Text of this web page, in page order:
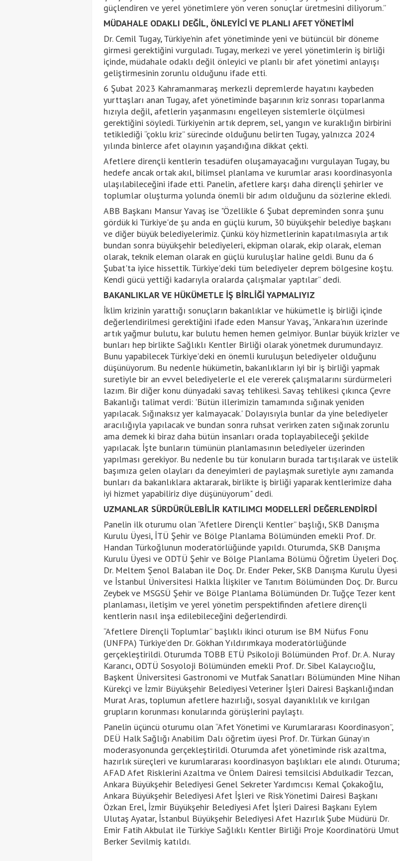
güçlendiren ve yerel yönetimlere yön veren sonuçlar üretmesini diliyorum.”
MÜDAHALE ODAKLI DEĞİL, ÖNLEYİCİ VE PLANLI AFET YÖNETİMİ
Dr. Cemil Tugay, Türkiye’nin afet yönetiminde yeni ve bütüncül bir döneme
girmesi gerektiğini vurguladı. Tugay, merkezi ve yerel yönetimlerin iş birliği
içinde, müdahale odaklı değil önleyici ve planlı bir afet yönetimi anlayışı
geliştirmesinin zorunlu olduğunu ifade etti.
6 Şubat 2023 Kahramanmaraş merkezli depremlerde hayatını kaybeden
yurttaşları anan Tugay, afet yönetiminde başarının kriz sonrası toparlanma
hızıyla değil, afetlerin yaşanmasını engelleyen sistemlerle ölçülmesi
gerektiğini söyledi. Türkiye’nin artık deprem, sel, yangın ve kuraklığın birbirini
tetiklediği “çoklu kriz” sürecinde olduğunu belirten Tugay, yalnızca 2024
yılında binlerce afet olayının yaşandığına dikkat çekti.
Afetlere dirençli kentlerin tesadüfen oluşamayacağını vurgulayan Tugay, bu
hedefe ancak ortak akıl, bilimsel planlama ve kurumlar arası koordinasyonla
ulaşılabileceğini ifade etti. Panelin, afetlere karşı daha dirençli şehirler ve
toplumlar oluşturma yolunda önemli bir adım olduğunu da sözlerine ekledi.
ABB Başkanı Mansur Yavaş ise "Özellikle 6 Şubat depreminden sonra şunu
gördük ki Türkiye'de şu anda en güçlü kurum, 30 büyükşehir belediye başkanı
ve diğer büyük belediyelerimiz. Çünkü köy hizmetlerinin kapatılmasıyla artık
bundan sonra büyükşehir belediyeleri, ekipman olarak, ekip olarak, eleman
olarak, teknik eleman olarak en güçlü kuruluşlar haline geldi. Bunu da 6
Şubat'ta iyice hissettik. Türkiye'deki tüm belediyeler deprem bölgesine koştu.
Kendi gücü yettiği kadarıyla oralarda çalışmalar yaptılar” dedi.
BAKANLIKLAR VE HÜKÜMETLE İŞ BİRLİĞİ YAPMALIYIZ
İklim krizinin yarattığı sonuçların bakanlıklar ve hükümetle iş birliği içinde
değerlendirilmesi gerektiğini ifade eden Mansur Yavaş, “Ankara'nın üzerinde
artık yağmur bulutu, kar bulutu hemen hemen gelmiyor. Bunlar büyük krizler ve
bunları hep birlikte Sağlıklı Kentler Birliği olarak yönetmek durumundayız.
Bunu yapabilecek Türkiye'deki en önemli kuruluşun belediyeler olduğunu
düşünüyorum. Bu nedenle hükümetin, bakanlıkların iyi bir iş birliği yapmak
suretiyle bir an evvel belediyelerle el ele vererek çalışmalarını sürdürmeleri
lazım. Bir diğer konu dünyadaki savaş tehlikesi. Savaş tehlikesi çıkınca Çevre
Bakanlığı talimat verdi: 'Bütün illerimizin tamamında sığınak yeniden
yapılacak. Sığınaksız yer kalmayacak.' Dolayısıyla bunlar da yine belediyeler
aracılığıyla yapılacak ve bundan sonra ruhsat verirken zaten sığınak zorunlu
ama demek ki biraz daha bütün insanları orada toplayabileceği şekilde
yapılacak. İşte bunların tümünün planlamasının belediyeler üzerinden
yapılması gerekiyor. Bu nedenle bu tür konuların burada tartışılarak ve üstelik
başımıza gelen olayları da deneyimleri de paylaşmak suretiyle aynı zamanda
bunları da bakanlıklara aktararak, birlikte iş birliği yaparak kentlerimize daha
iyi hizmet yapabiliriz diye düşünüyorum" dedi.
UZMANLAR SÜRDÜRÜLEBİLİR KATILIMCI MODELLERİ DEĞERLENDİRDİ
Panelin ilk oturumu olan “Afetlere Dirençli Kentler” başlığı, SKB Danışma
Kurulu Üyesi, İTÜ Şehir ve Bölge Planlama Bölümünden emekli Prof. Dr.
Handan Türkoğlunun moderatörlüğünde yapıldı. Oturumda, SKB Danışma
Kurulu Üyesi ve ODTÜ Şehir ve Bölge Planlama Bölümü Öğretim Üyeleri Doç.
Dr. Meltem Şenol Balaban ile Doç. Dr. Ender Peker, SKB Danışma Kurulu Üyesi
ve İstanbul Üniversitesi Halkla İlişkiler ve Tanıtım Bölümünden Doç. Dr. Burcu
Zeybek ve MSGSÜ Şehir ve Bölge Planlama Bölümünden Dr. Tuğçe Tezer kent
planlaması, iletişim ve yerel yönetim perspektifinden afetlere dirençli
kentlerin nasıl inşa edilebileceğini değerlendirdi.
“Afetlere Dirençli Toplumlar” başlıklı ikinci oturum ise BM Nüfus Fonu
(UNFPA) Türkiye’den Dr. Gökhan Yıldırımkaya moderatörlüğünde
gerçekleştirildi. Oturumda TOBB ETÜ Psikoloji Bölümünden Prof. Dr. A. Nuray
Karancı, ODTÜ Sosyoloji Bölümünden emekli Prof. Dr. Sibel Kalaycıoğlu,
Başkent Üniversitesi Gastronomi ve Mutfak Sanatları Bölümünden Mine Nihan
Kürekçi ve İzmir Büyükşehir Belediyesi Veteriner İşleri Dairesi Başkanlığından
Murat Aras, toplumun afetlere hazırlığı, sosyal dayanıklılık ve kırılgan
grupların korunması konularında görüşlerini paylaştı.
Panelin üçüncü oturumu olan “Afet Yönetimi ve Kurumlararası Koordinasyon”,
DEÜ Halk Sağlığı Anabilim Dalı öğretim üyesi Prof. Dr. Türkan Günay’ın
moderasyonunda gerçekleştirildi. Oturumda afet yönetiminde risk azaltma,
hazırlık süreçleri ve kurumlararası koordinasyon başlıkları ele alındı. Oturuma;
AFAD Afet Risklerini Azaltma ve Önlem Dairesi temsilcisi Abdulkadir Tezcan,
Ankara Büyükşehir Belediyesi Genel Sekreter Yardımcısı Kemal Çokakoğlu,
Ankara Büyükşehir Belediyesi Afet İşleri ve Risk Yönetimi Dairesi Başkanı
Özkan Erel, İzmir Büyükşehir Belediyesi Afet İşleri Dairesi Başkanı Eylem
Ulutaş Ayatar, İstanbul Büyükşehir Belediyesi Afet Hazırlık Şube Müdürü Dr.
Emir Fatih Akbulat ile Türkiye Sağlıklı Kentler Birliği Proje Koordinatörü Umut
Berker Sevilmiş katıldı.